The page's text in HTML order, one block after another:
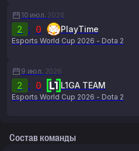
10 июл. 2026
2 : 0 PlayTime
Esports World Cup 2026 - Dota 2
9 июл. 2026
2 : 0 L1GA TEAM
Esports World Cup 2026 - Dota 2
Состав команды